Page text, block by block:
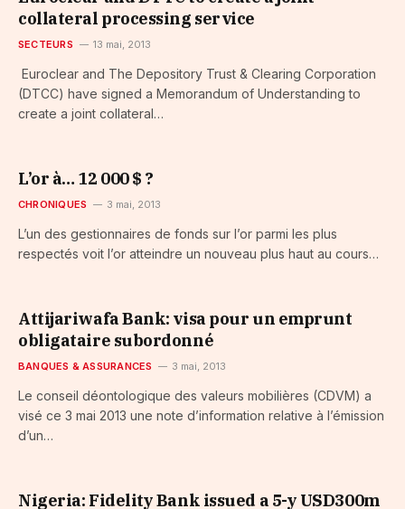
collateral processing service
SECTEURS 13 mai, 2013
Euroclear and The Depository Trust & Clearing Corporation
(DTCC) have signed a Memorandum of Understanding to
create a joint collateral…
L’or à… 12 000 $ ?
CHRONIQUES 3 mai, 2013
L’un des gestionnaires de fonds sur l’or parmi les plus
respectés voit l’or atteindre un nouveau plus haut au cours…
Attijariwafa Bank: visa pour un emprunt
obligataire subordonné
BANQUES & ASSURANCES 3 mai, 2013
Le conseil déontologique des valeurs mobilières (CDVM) a
visé ce 3 mai 2013 une note d’information relative à l’émission
d’un…
Nigeria: Fidelity Bank issued a 5-y USD300m